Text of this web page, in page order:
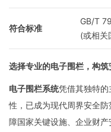
符合标准
GB/T
(或相
选择专业的电子围栏，构
电子围栏系统凭借其独特
性，已成为现代周界安全
障国家关键设施、企业财